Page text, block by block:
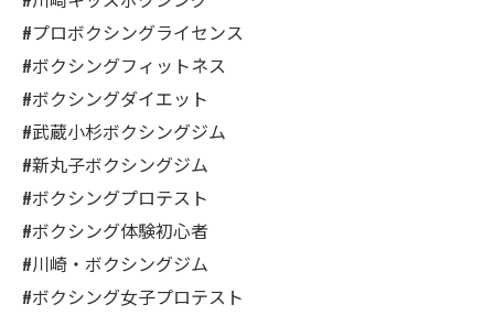
#プロボクシングライセンス
#ボクシングフィットネス
#ボクシングダイエット
#武蔵小杉ボクシングジム
#新丸子ボクシングジム
#ボクシングプロテスト
#ボクシング体験初心者
#川崎・ボクシングジム
#ボクシング女子プロテスト